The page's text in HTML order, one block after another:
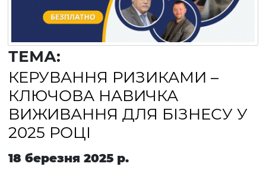
ТЕМА:
КЕРУВАННЯ РИЗИКАМИ –
КЛЮЧОВА НАВИЧКА
ВИЖИВАННЯ ДЛЯ БІЗНЕСУ У
2025 РОЦІ
18 березня 2025 р.